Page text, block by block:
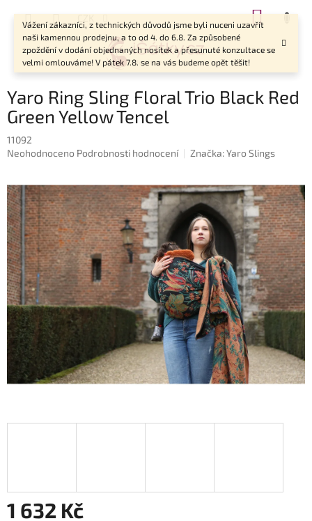
Vážení zákazníci, z technických důvodů jsme byli nuceni uzavřít
naši kamennou prodejnu, a to od 4. do 6.8. Za způsobené
zpoždění v dodání objednaných nosítek a přesunuté konzultace se
velmi omlouváme! V pátek 7.8. se na vás budeme opět těšit!
CZK
Yaro Ring Sling Floral Trio Black Red
Green Yellow Tencel
11092
Průměrné
je
0,0
z
5
hvězdiček.
Neohodnoceno Podrobnosti hodnocení Značka:Yaro Slings
1 632 Kč